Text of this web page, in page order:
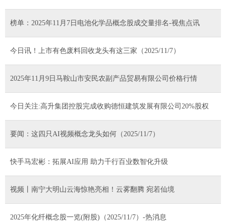
榜单：2025年11月7日电池化学品概念股成交量排名-视焦点讯
今日讯！上市有色废料回收龙头有这三家（2025/11/7）
2025年11月9日马鞍山市安民农副产品贸易有限公司价格行情
今日关注:高升集团控股完成收购德恒建筑发展有限公司20%股权
要闻：这四只AI视频概念龙头如何（2025/11/7）
快手马宏彬：拓展AI应用 助力千行百业数智化升级
视频丨南宁大明山云海惊艳亮相！云雾翻腾 宛若仙境
2025年化纤概念股一览(附股)（2025/11/7）-热消息